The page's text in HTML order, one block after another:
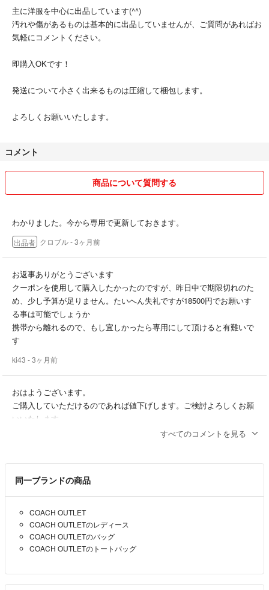
主に洋服を中心に出品しています(^^)
汚れや傷があるものは基本的に出品していませんが、ご質問があればお
気軽にコメントください。
即購入OKです！
発送について小さく出来るものは圧縮して梱包します。
よろしくお願いいたします。
コメント
商品について質問する
わかりました。今から専用で更新しておきます。
出品者 クロブル- 3ヶ月前
お返事ありがとうございます
クーポンを使用して購入したかったのですが、昨日中で期限切れのた
め、少し予算が足りません。たいへん失礼ですが18500円でお願いす
る事は可能でしょうか
携帯から離れるので、もし宜しかったら専用にして頂けると有難いで
す
ki43 - 3ヶ月前
おはようございます。
ご購入していただけるのであれば値下げします。ご検討よろしくお願
いいたします。
コメント失礼致します
宜しかったらこちらを19000円で購入させて頂けませんか
ki43 - 3ヶ月前
すべてのコメントを見る
同一ブランドの商品
COACH OUTLET
COACH OUTLETのレディース
COACH OUTLETのバッグ
COACH OUTLETのトートバッグ